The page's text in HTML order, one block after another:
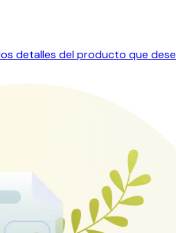
detalles del producto que